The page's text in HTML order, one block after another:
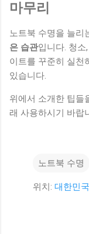
마무리
노트북 수명을 늘리
은 습관입니다. 청소
이트를 꾸준히 실천
있습니다.
위에서 소개한 팁들
래 사용하시기 바랍
노트북 수명
위치: 대한민국